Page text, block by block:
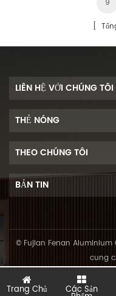
9
[
LIÊN HỆ VỚI CHÚNG TÔI
THẺ NÓNG
THEO CHÚNG TÔI
BẢN TIN
© Fujian Fenan Aluminium
cung
Trang Chủ Các Sản